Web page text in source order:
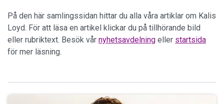
På den här samlingssidan hittar du alla våra artiklar om Kalis
Loyd. För att läsa en artikel klickar du på tillhörande bild
eller rubriktext. Besök vår nyhetsavdelning eller startsida
för mer läsning.